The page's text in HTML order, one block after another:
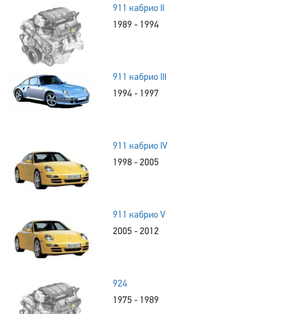
911 кабрио II
1989 - 1994
911 кабрио III
1994 - 1997
911 кабрио IV
1998 - 2005
911 кабрио V
2005 - 2012
924
1975 - 1989